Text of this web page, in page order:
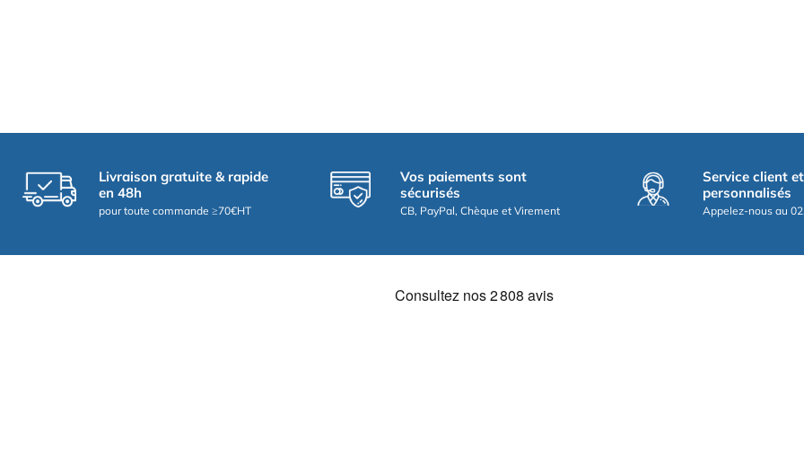
Livraison gratuite & rapide
en 48h
pour toute commande ≥70€HT
Vos paiements sont
sécurisés
CB, PayPal, Chèque et Virement
Service client
personnalisés
Appelez-nous au